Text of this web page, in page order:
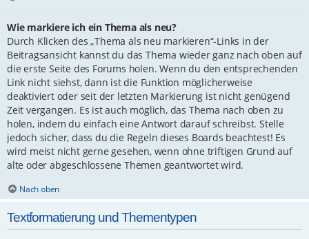
Wie markiere ich ein Thema als neu?
Durch Klicken des „Thema als neu markieren“-Links in der
Beitragsansicht kannst du das Thema wieder ganz nach oben auf
die erste Seite des Forums holen. Wenn du den entsprechenden
Link nicht siehst, dann ist die Funktion möglicherweise
deaktiviert oder seit der letzten Markierung ist nicht genügend
Zeit vergangen. Es ist auch möglich, das Thema nach oben zu
holen, indem du einfach eine Antwort darauf schreibst. Stelle
jedoch sicher, dass du die Regeln dieses Boards beachtest! Es
wird meist nicht gerne gesehen, wenn ohne triftigen Grund auf
alte oder abgeschlossene Themen geantwortet wird.
Nach oben
Textformatierung und Thementypen